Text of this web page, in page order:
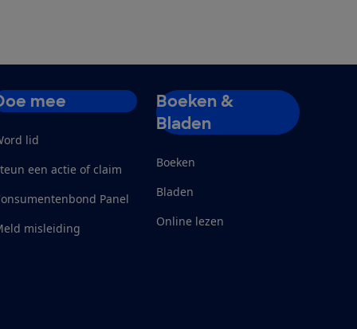
mee
lid
een actie of claim
Panel
misleiding
Boeken &
Bladen
Boeken
Bladen
Online lezen